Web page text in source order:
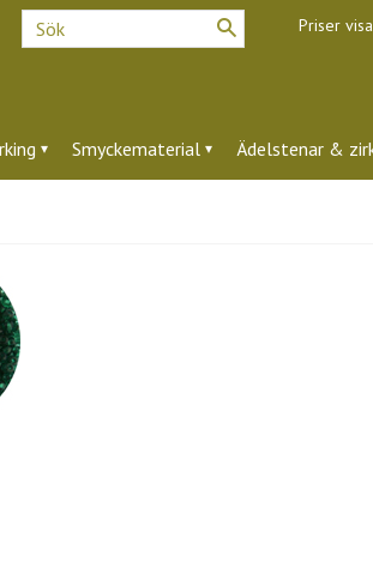
Priser
Smyckematerial Ädelstenar &